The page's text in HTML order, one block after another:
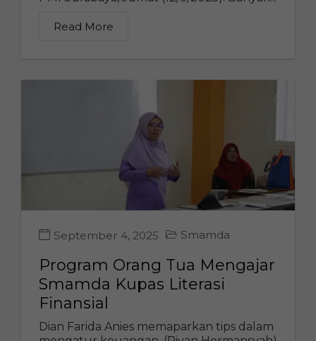
Read More
September 4, 2025 Smamda
Program Orang Tua Mengajar
Smamda Kupas Literasi
Finansial
Dian Farida Anies memaparkan tips dalam